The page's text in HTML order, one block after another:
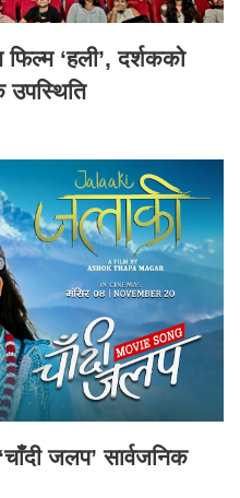
फिल्म ‘हली’, दर्शकको
जलप’ सार्वजनिक